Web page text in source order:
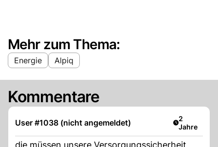
Mehr zum Thema:
Energie Alpiq
Kommentare
User #1038 (nicht angemeldet) Artikel
2
Jahre
die müssen unsere Versorgungssicherheit